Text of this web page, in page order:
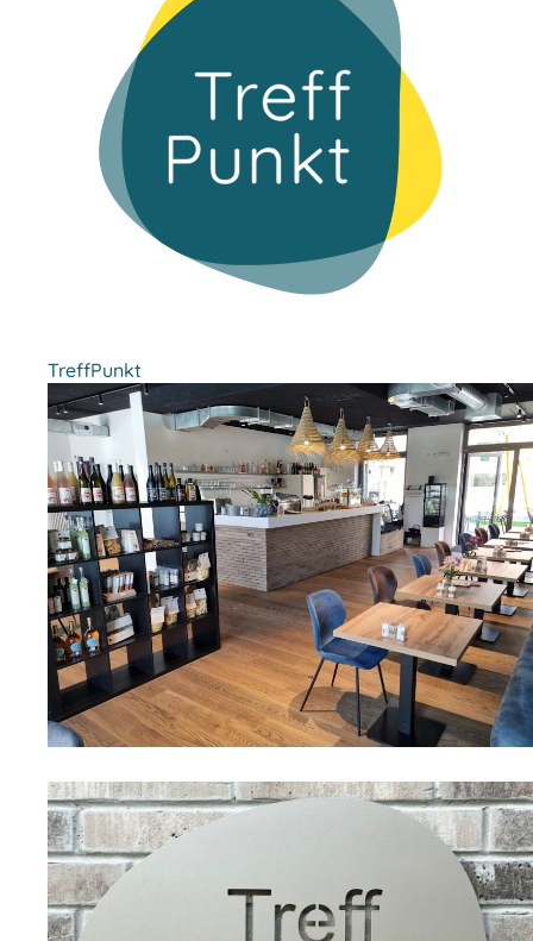
TreffPunkt